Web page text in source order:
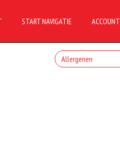
START NAVIGATIE ACCOUNT
Allergenen